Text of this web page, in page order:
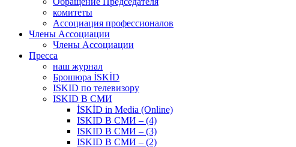
комитеты
Ассоциация профессионалов
Члены Ассоциации
Члены Ассоциации
Пресса
наш журнал
Брошюра İSKİD
ISKID по телевизору
ISKID В СМИ
İSKİD in Media (Online)
ISKID В СМИ – (4)
ISKID В СМИ – (3)
ISKID В СМИ – (2)